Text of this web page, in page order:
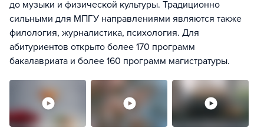
до музыки и физической культуры. Традиционно
сильными для МПГУ направлениями являются также
филология, журналистика, психология. Для
абитуриентов открыто более 170 программ
бакалавриата и более 160 программ магистратуры.